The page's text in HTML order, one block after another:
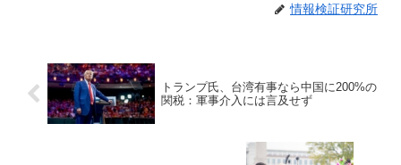
情報検証研究所
トランプ氏、台湾有事なら中国に200%の
関税：軍事介入には言及せず